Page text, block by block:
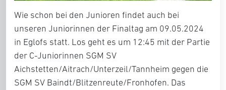
Wie schon bei den Junioren findet auch bei
unseren Juniorinnen der Finaltag am 09.05.2024
in Eglofs statt. Los geht es um 12:45 mit der Partie
der C-Juniorinnen SGM SV
Aichstetten/Aitrach/Unterzeil/Tannheim gegen die
SGM SV Baindt/Blitzenreute/Fronhofen. Das